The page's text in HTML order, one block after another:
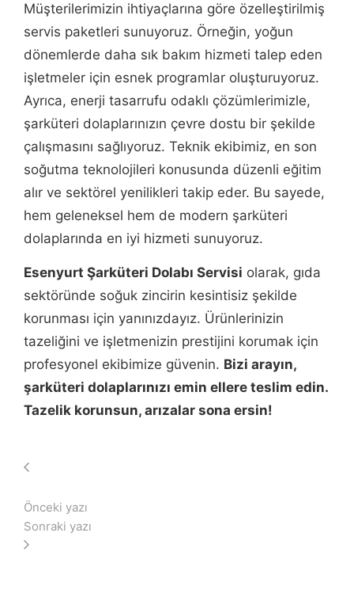
Müşterilerimizin ihtiyaçlarına göre özelleştirilmiş
servis paketleri sunuyoruz. Örneğin, yoğun
dönemlerde daha sık bakım hizmeti talep eden
işletmeler için esnek programlar oluşturuyoruz.
Ayrıca, enerji tasarrufu odaklı çözümlerimizle,
şarküteri dolaplarınızın çevre dostu bir şekilde
çalışmasını sağlıyoruz. Teknik ekibimiz, en son
soğutma teknolojileri konusunda düzenli eğitim
alır ve sektörel yenilikleri takip eder. Bu sayede,
hem geleneksel hem de modern şarküteri
dolaplarında en iyi hizmeti sunuyoruz.
Esenyurt Şarküteri Dolabı Servisi olarak, gıda
sektöründe soğuk zincirin kesintisiz şekilde
korunması için yanınızdayız. Ürünlerinizin
tazeliğini ve işletmenizin prestijini korumak için
profesyonel ekibimize güvenin. Bizi arayın,
şarküteri dolaplarınızı emin ellere teslim edin.
Tazelik korunsun, arızalar sona ersin!
Önceki yazı
Sonraki yazı